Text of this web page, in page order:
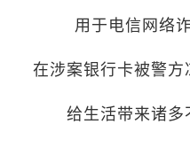
用于电信网络
在涉案银行卡被警方
给生活带来诸多